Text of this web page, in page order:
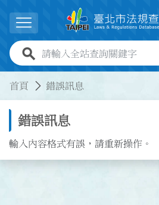
展開選單
全站查詢關鍵字欄位
首頁 錯誤訊息
錯誤訊息
輸入內容格式有誤，請重新操作。